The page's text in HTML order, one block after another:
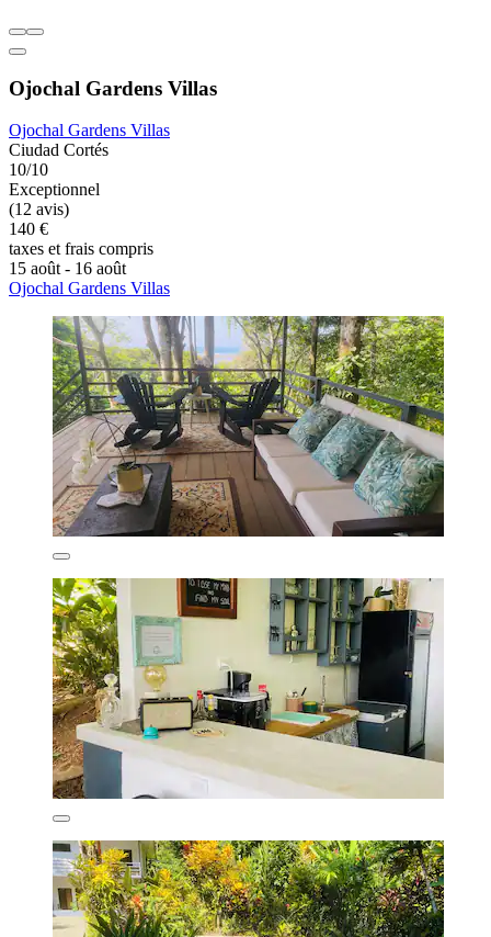
Ojochal Gardens Villas
Ojochal Gardens Villas
Ciudad Cortés
10/10
Exceptionnel
(12 avis)
140 €
taxes et frais compris
15 août - 16 août
Ojochal Gardens Villas